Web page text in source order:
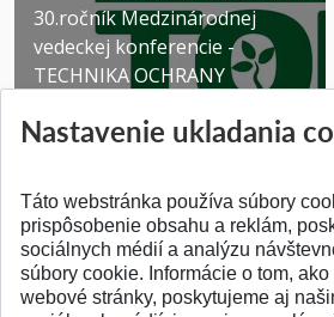
30.ročník Medzinárodnej
vedeckej konferencie -
TECHNIKA OCHRANY
Pridané 03.08.2026
SPÄŤ NA
Nastavenie ukladania
Táto webstránka používa súbory
prispôsobenie obsahu a reklám,
sociálnych médií a analýzu
súbory cookie. Informácie o tom,
webové stránky, poskytujeme aj